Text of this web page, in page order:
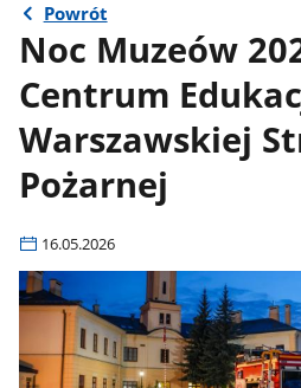
Powrót
Noc Muzeów
Centrum
Warszawskiej
Pożarnej
16.05.2026